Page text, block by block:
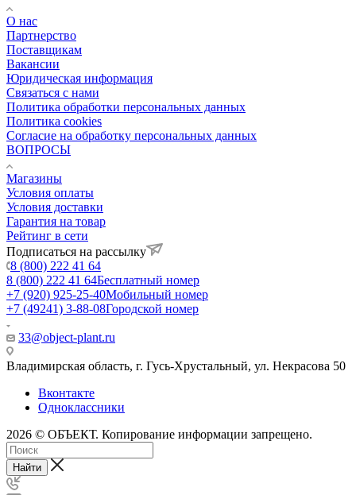
О нас
Партнерство
Поставщикам
Вакансии
Юридическая информация
Связаться с нами
Политика обработки персональных данных
Политика cookies
Согласие на обработку персональных данных
ВОПРОСЫ
Магазины
Условия оплаты
Условия доставки
Гарантия на товар
Рейтинг в сети
Подписаться на рассылку
8 (800) 222 41 64
8 (800) 222 41 64Бесплатный номер
+7 (920) 925-25-40Мобильный номер
+7 (49241) 3-88-08Городской номер
33@object-plant.ru
Владимирская область, г. Гусь-Хрустальный, ул. Некрасова 50
Вконтакте
Одноклассники
2026 © ОБЪЕКТ. Копирование информации запрещено.
Найти